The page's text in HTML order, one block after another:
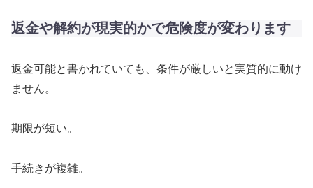
返金や解約が現実的かで危険度が変わります
返金可能と書かれていても、条件が厳しいと実質的に動け
ません。
期限が短い。
手続きが複雑。